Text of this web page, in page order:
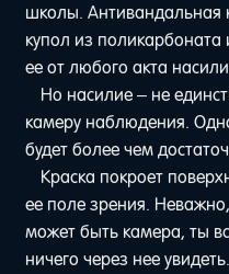
школы. Антивандальная
купол из поликарбоната
ее от любого акта
Но насилие – не
камеру наблюдения.
будет более чем
Краска покроет
ее поле зрения.
может быть камера, ты
ничего через нее увидеть.